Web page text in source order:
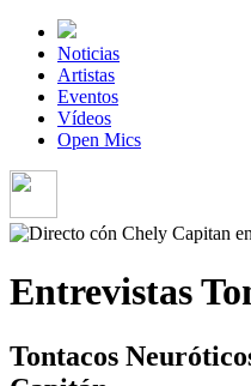
Noticias
Artistas
Eventos
Vídeos
Open Mics
Entrevistas
Tontacos